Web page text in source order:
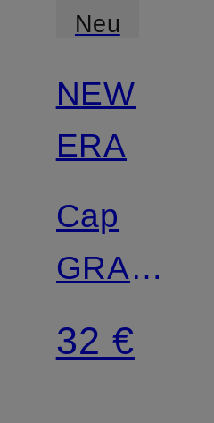
Neu
NEW
ERA
Cap
GRAPHIC
MC
32 €